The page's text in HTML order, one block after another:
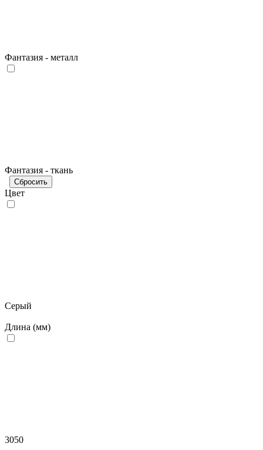
Фантазия - металл
Фантазия - ткань
Сбросить
Цвет
Серый
Длина (мм)
3050